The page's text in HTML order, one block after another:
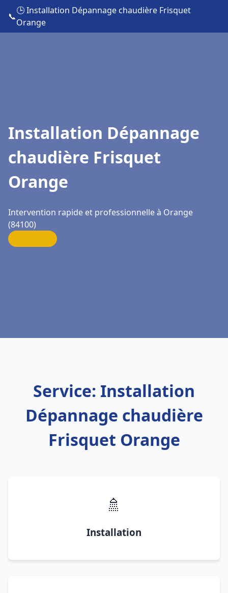
📞
🕒 Installation Dépannage chaudière Frisquet
Orange
Installation Dépannage
chaudière Frisquet
Orange
Intervention rapide et professionnelle à Orange
(84100)
Service: Installation
Dépannage chaudière
Frisquet Orange
🚿
Installation